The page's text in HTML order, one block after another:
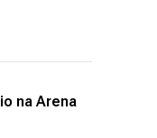
na Arena